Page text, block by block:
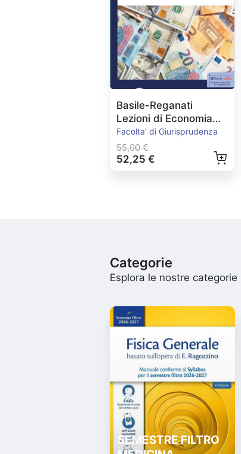
Basile-Reganati
Lezioni di Economia
Politica
Facolta’ di Giurisprudenza
55,00 €
52,25 €
Categorie
Esplora le nostre categorie
SEMESTRE FILTRO